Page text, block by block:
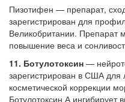
Пизотифен — препарат,
зарегистрирован для
Великобритании. Препарат
повы­шение веса и
11. Ботулотоксин —
зарегистрирован в США
косметической кор­рекции
Ботулотоксин А